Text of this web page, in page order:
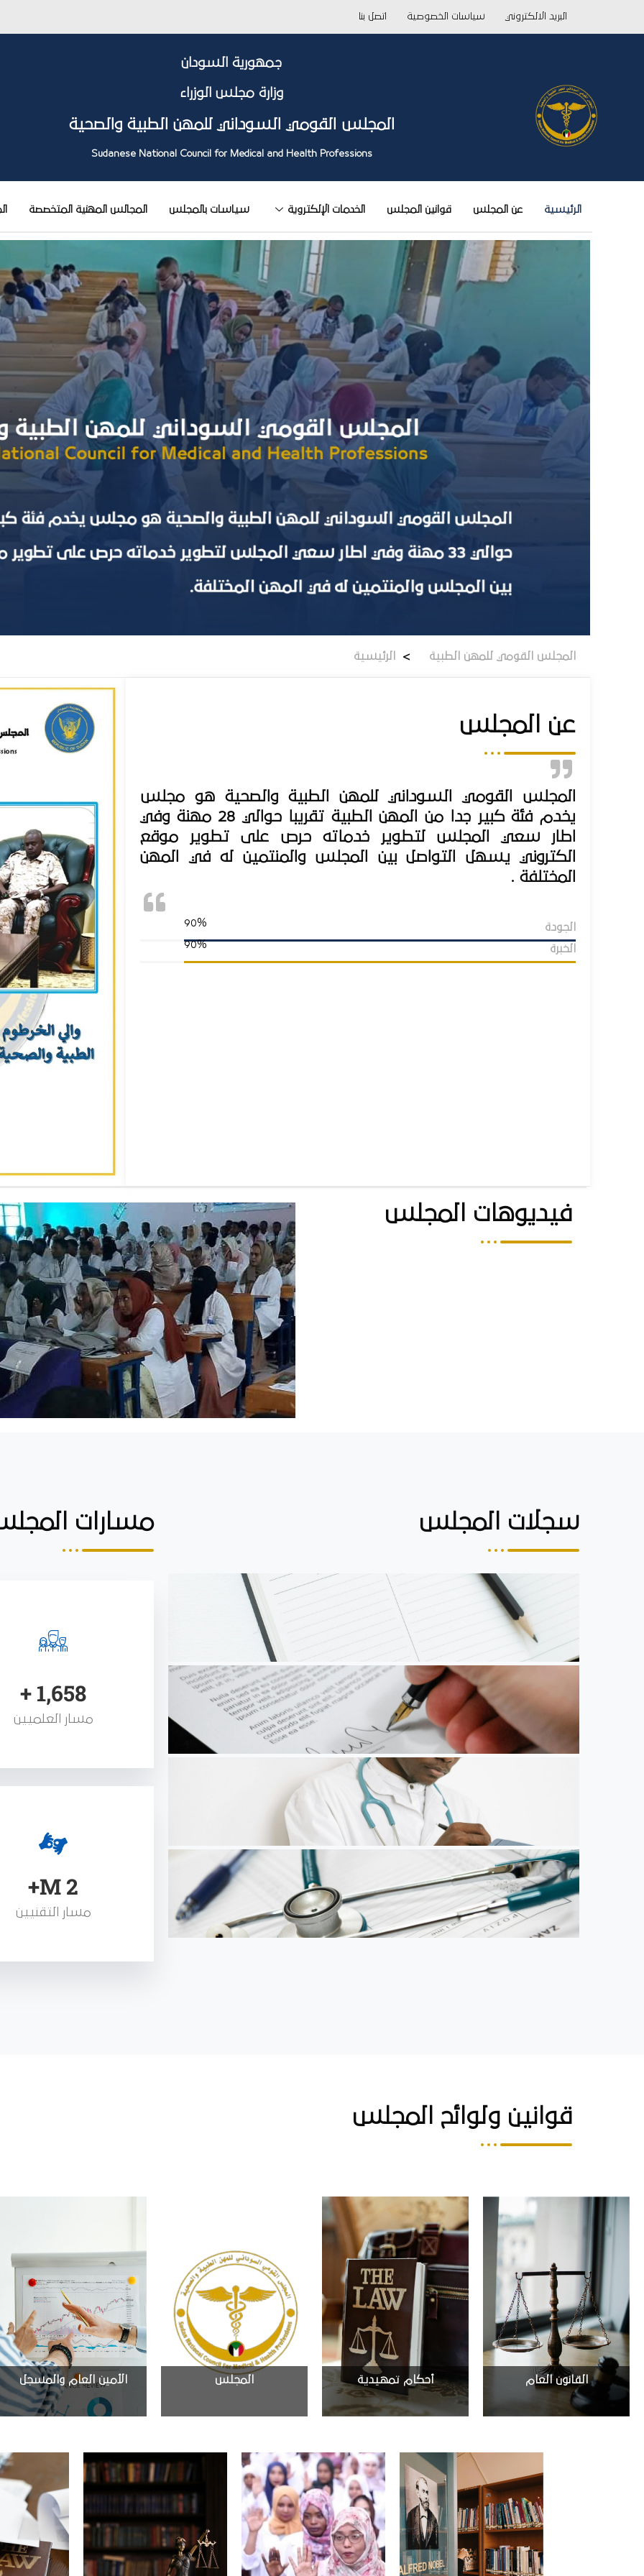
المحتوى
البريد الالكتروني سياسات الخصوصية اتصل بنا
جمهورية السودان
وزارة مجلس الوزراء
المجلس القومي السوداني للمهن الطبية والصحية
Sudanese National Council for Medical and Health Professions
الرئيسية عن المجلس قوانين المجلس الخدمات الإلكتروية سياسات بالمجلس المجالس المهنية المتخصصة
المجلس القومي للمهن الطبية > الرئيسية
عن المجلس
المجلس القومي السوداني للمهن الطبية والصحية هو مجلس
يخدم فئة كبير جدا من المهن الطبية تقريبا حوالي 28 مهنة وفي
اطار سعي المجلس لتطوير خدماته حرص على تطوير موقع
الكتروني يسهل التواصل بين المجلس والمنتمين له في المهن
المختلفة .
الجودة 90%
الخبرة 90%
فيديوهات المجلس
سجلات المجلس مسارات
1,658
+
مسار العلميين
2
مسار التقنيين
قوانين ولوائح المجلس
القانون العام أحكام تمهيدية المجلس الأمين العام والمسجل